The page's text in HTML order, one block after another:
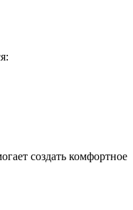
создать комфортное